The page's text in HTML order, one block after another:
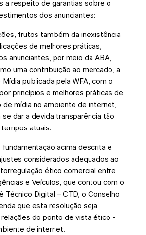
a respeito de garantias sobre o
dos anunciantes;
frutos também da inexistência
de melhores práticas,
anunciantes, por meio da ABA,
uma contribuição ao mercado, a
publicada pela WFA, com o
princípios e melhores práticas de
de mídia no ambiente de internet,
dar a devida transparência tão
atuais.
fundamentação acima descrita e
considerados adequados ao
ético­ comercial entre
e Veículos, que contou com o
Técnico Digital – CTD, o Conselho
que esta resolução seja
relações do ponto de vista ético
de internet.